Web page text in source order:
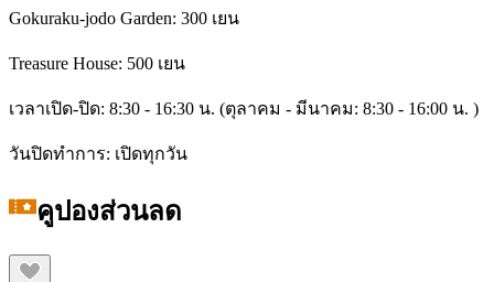
Gokuraku-jodo Garden: 300 เยน
Treasure House: 500 เยน
เวลาเปิด-ปิด: 8:30 - 16:30 น. (ตุลาคม - มีนาคม: 8:30 - 16:00 น. )
วันปิดทำการ: เปิดทุกวัน
คูปองส่วนลด